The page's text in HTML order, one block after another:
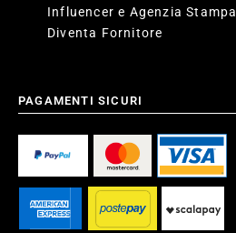
Influencer e Agenzia Stampa
Diventa Fornitore
PAGAMENTI SICURI